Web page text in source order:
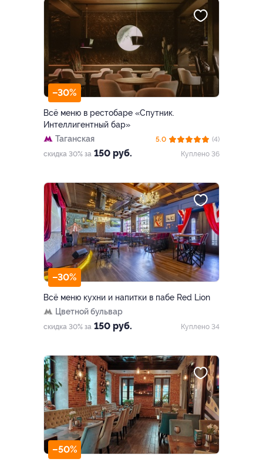
–30%
Всё меню в рестобаре «Спутник.
Интеллигентный бар»
Таганская
скидка 30% за 150 руб.
5.0
(4)
Куплено 36
–30%
Всё меню кухни и напитки в пабе Red Lion
Цветной бульвар
скидка 30% за 150 руб. Куплено 34
–50%